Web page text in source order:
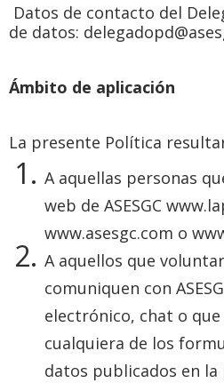
Datos de contacto del
de datos:
Ámbito de aplicación
La presente Política
A aquellas personas
web de ASESGC
www.asesgc.com o
A aquellos que
comuniquen con
electrónico, chat o
cualquiera de los
datos publicados en la